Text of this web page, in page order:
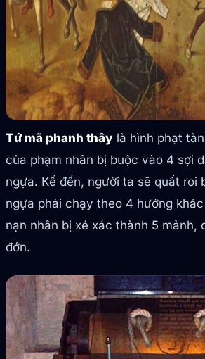
Tứ mã phanh thây là hình phạt
của phạm nhân bị buộc vào 4 sợi
ngựa. Kế đến, người ta sẽ quất roi
ngựa phải chạy theo 4 hướng
nạn nhân bị xé xác thành 5 mảnh,
đớn.